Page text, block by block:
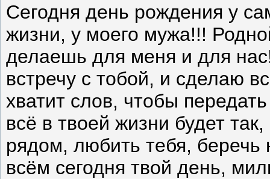
Сегодня день рождения у
жизни, у моего мужа!!!
делаешь для меня и для
встречу с тобой, и сделаю
хватит слов, чтобы
всё в твоей жизни будет
рядом, любить тебя,
всём сегодня твой день,